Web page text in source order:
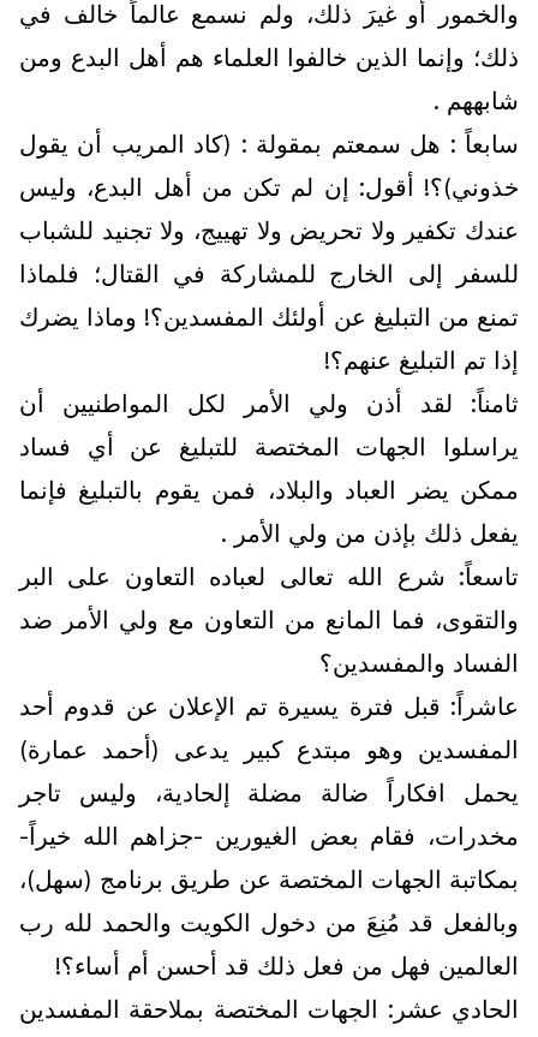
والخمور أو غيرَ ذلك، ولم نسمع عالماً خالف في
ذلك؛ وإنما الذين خالفوا العلماء هم أهل البدع ومن
شابههم .
سابعاً : هل سمعتم بمقولة : (كاد المريب أن يقول
خذوني)؟! أقول: إن لم تكن من أهل البدع، وليس
عندك تكفير ولا تحريض ولا تهييج، ولا تجنيد للشباب
للسفر إلى الخارج للمشاركة في القتال؛ فلماذا
تمنع من التبليغ عن أولئك المفسدين؟! وماذا يضرك
إذا تم التبليغ عنهم؟!
ثامناً: لقد أذن ولي الأمر لكل المواطنيين أن
يراسلوا الجهات المختصة للتبليغ عن أي فساد
ممكن يضر العباد والبلاد، فمن يقوم بالتبليغ فإنما
يفعل ذلك بإذن من ولي الأمر .
تاسعاً: شرع الله تعالى لعباده التعاون على البر
والتقوى، فما المانع من التعاون مع ولي الأمر ضد
الفساد والمفسدين؟
عاشراً: قبل فترة يسيرة تم الإعلان عن قدوم أحد
المفسدين وهو مبتدع كبير يدعى (أحمد عمارة)
يحمل افكاراً ضالة مضلة إلحادية، وليس تاجر
مخدرات، فقام بعض الغيورين -جزاهم الله خيراً-
بمكاتبة الجهات المختصة عن طريق برنامج (سهل)،
وبالفعل قد مُنِعَ من دخول الكويت والحمد لله رب
العالمين فهل من فعل ذلك قد أحسن أم أساء؟!
الحادي عشر: الجهات المختصة بملاحقة المفسدين